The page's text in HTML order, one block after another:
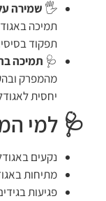
🖐️ שמירה
תמיכה
תפקוד
🩺 תמיכה
מהמפרק
יחסית
🩺 למי
נקעים
מתיחות
פגיעות